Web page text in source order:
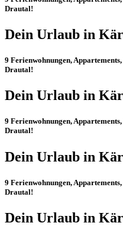
Drautal!
Dein Urlaub in
9 Ferienwohnungen,
Drautal!
Dein Urlaub in
9 Ferienwohnungen,
Drautal!
Dein Urlaub in
9 Ferienwohnungen,
Drautal!
Dein Urlaub in